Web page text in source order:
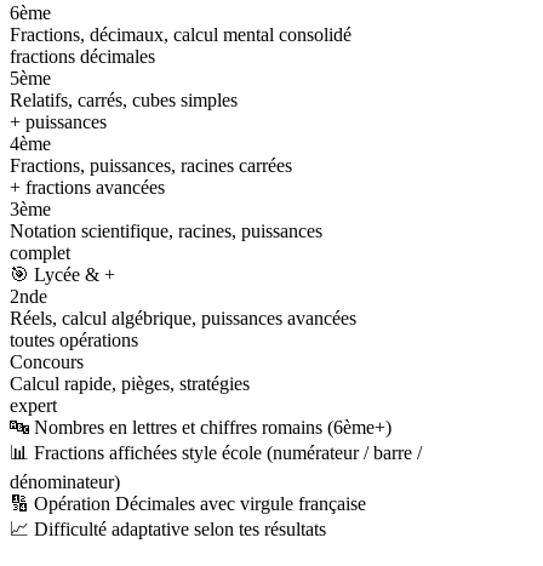
6ème
Fractions, décimaux, calcul mental consolidé
fractions décimales
5ème
Relatifs, carrés, cubes simples
+ puissances
4ème
Fractions, puissances, racines carrées
+ fractions avancées
3ème
Notation scientifique, racines, puissances
complet
🎯 Lycée & +
2nde
Réels, calcul algébrique, puissances avancées
toutes opérations
Concours
Calcul rapide, pièges, stratégies
expert
🔤 Nombres en lettres et chiffres romains (6ème+)
📊 Fractions affichées style école (numérateur / barre /
dénominateur)
🔢 Opération Décimales avec virgule française
📈 Difficulté adaptative selon tes résultats